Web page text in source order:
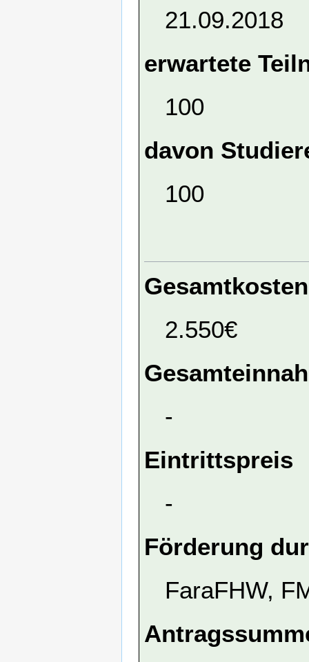
21.09.2018
erwartete
100
davon
100
Gesamtkosten
2.550€
-
Eintrittspreis
-
Förderung
FaraFHW,